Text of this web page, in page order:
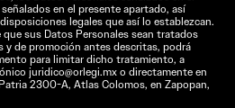
en el presente apartado, así
legales que así lo establezcan.
sus Datos Personales sean tratados
y de promoción antes descritas, podrá
para limitar dicho tratamiento, a
juridico@orlegi.mx o directamente en
2300-A, Atlas Colomos, en Zapopan,